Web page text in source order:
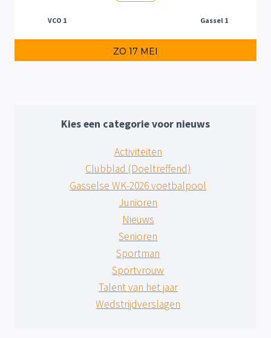
VCO 1 Gassel 1
ZO 17 MEI
Kies een categorie voor nieuws
Activiteiten
Clubblad (Doeltreffend)
Gasselse WK-2026 voetbalpool
Junioren
Nieuws
Senioren
Sportman
Sportvrouw
Talent van het jaar
Wedstrijdverslagen